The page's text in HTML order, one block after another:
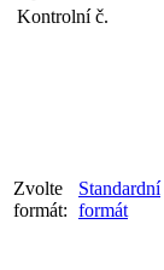
Kontrolní č.
Zvolte
formát:
Standardní
formát